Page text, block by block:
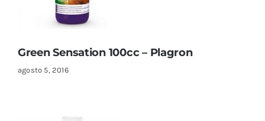
Green Sensation 100cc – Plagron
agosto 5, 2016